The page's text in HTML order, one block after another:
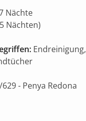
Nächte
Nächten)
Endreinigung,
629- Penya Redona